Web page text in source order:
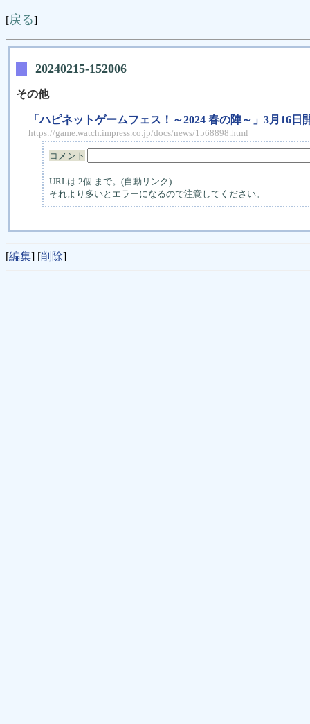
[戻る]
20240215-152006
その他
「ハピネットゲームフェス！～2024 春の陣～」3月16
https://game.watch.impress.co.jp/docs/news/1568898.html
コメント
URLは 2個 まで。(自動リンク)
それより多いとエラーになるので注意してください。
[編集] [削除]